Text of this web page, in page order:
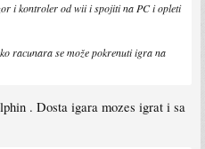
i kontroler od wii i spojiti na PC i opleti
racunara se može pokrenuti igra na
. Dosta igara mozes igrat i sa